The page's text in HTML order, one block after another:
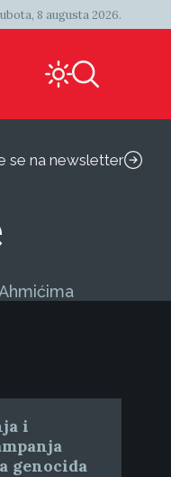
8 augusta 2026.
se na newsletter
i
genocida